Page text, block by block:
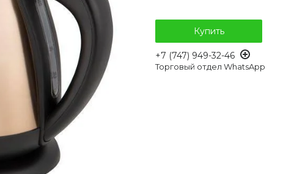
Купить
+7 (747) 949-32-46
Торговый отдел WhatsApp